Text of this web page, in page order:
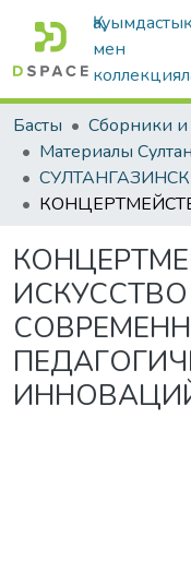
мен
Басты